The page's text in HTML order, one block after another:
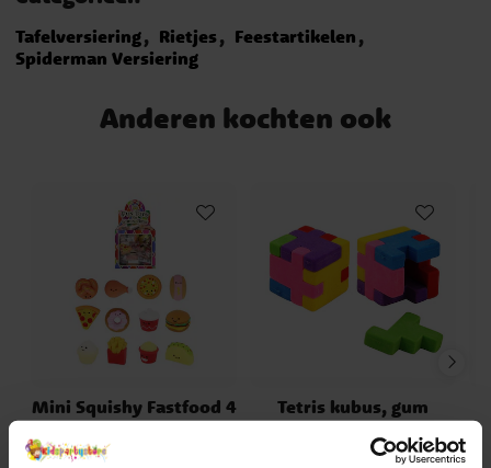
Tafelversiering Rietjes
Feestartikelen
Spiderman Versiering
Anderen kochten ook
Mini Squishy Fastfood 4
cm
Tetris kubus, gum